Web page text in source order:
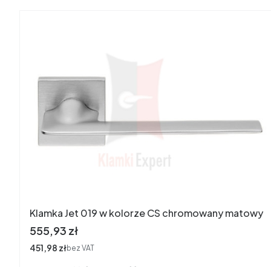
Klamka Jet 019 w kolorze CS chromowany matowy
Cena
555,93 zł
Cena
451,98 złbez VAT